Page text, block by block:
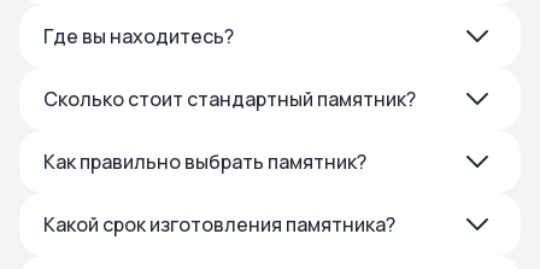
Где вы находитесь?
Сколько стоит стандартный памятник?
Как правильно выбрать памятник?
Какой срок изготовления памятника?